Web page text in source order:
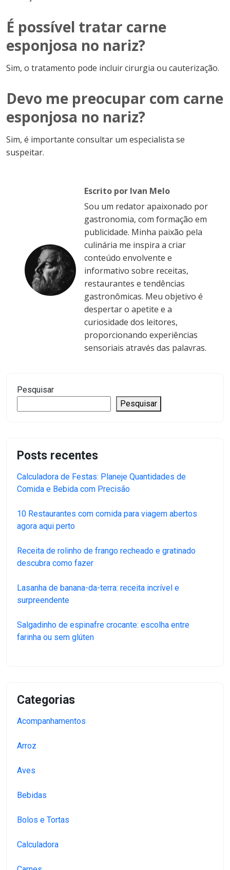
É possível tratar carne
esponjosa no nariz?
Sim, o tratamento pode incluir cirurgia ou cauterização.
Devo me preocupar com carne
esponjosa no nariz?
Sim, é importante consultar um especialista se
suspeitar.
Escrito por Ivan Melo
Sou um redator apaixonado por
gastronomia, com formação em
publicidade. Minha paixão pela
culinária me inspira a criar
conteúdo envolvente e
informativo sobre receitas,
restaurantes e tendências
gastronômicas. Meu objetivo é
despertar o apetite e a
curiosidade dos leitores,
proporcionando experiências
sensoriais através das palavras.
Pesquisar
Pesquisar
Posts recentes
Calculadora de Festas: Planeje Quantidades de
Comida e Bebida com Precisão
10 Restaurantes com comida para viagem abertos
agora aqui perto
Receita de rolinho de frango recheado e gratinado
descubra como fazer
Lasanha de banana-da-terra: receita incrível e
surpreendente
Salgadinho de espinafre crocante: escolha entre
farinha ou sem glúten
Categorias
Acompanhamentos
Arroz
Aves
Bebidas
Bolos e Tortas
Calculadora